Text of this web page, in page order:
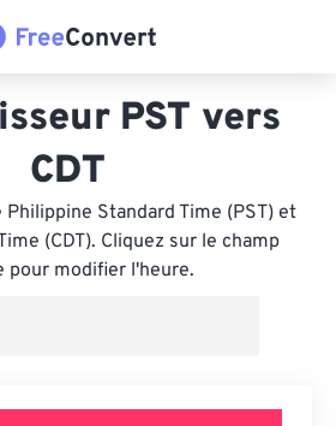
PST vers
CDT
Standard Time (PST) et
(CDT). Cliquez sur le champ
pour modifier l'heure.